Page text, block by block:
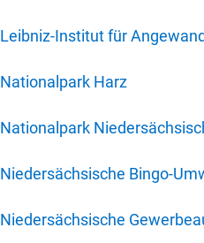
Leibniz-Institut für
Nationalpark Harz
Nationalpark
Niedersächsische Bingo-
Niedersächsische